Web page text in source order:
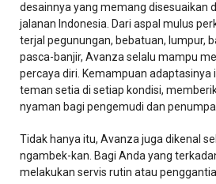
desainnya yang memang disesuaikan
jalanan Indonesia. Dari aspal mulus
terjal pegunungan, bebatuan, lumpur,
pasca-banjir, Avanza selalu mampu
percaya diri. Kemampuan adaptasinya
teman setia di setiap kondisi,
nyaman bagi pengemudi dan
Tidak hanya itu, Avanza juga dikenal
ngambek-kan. Bagi Anda yang
melakukan servis rutin atau